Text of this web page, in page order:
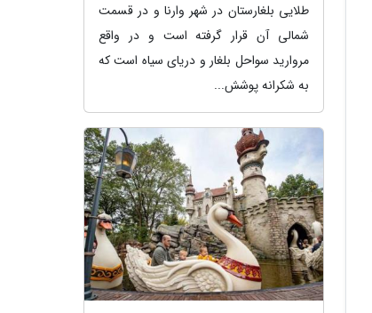
طلایی بلغارستان در شهر وارنا و در قسمت
شمالی آن قرار گرفته است و در واقع
مروارید سواحل بلغار و دریای سیاه است که
به شکرانه پوشش...